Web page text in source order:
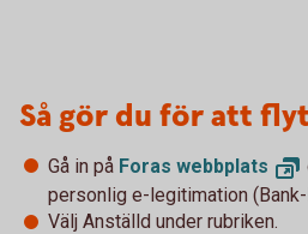
Så gör du för att
Gå in på Foras webbplats
personlig e-legitimation
Välj Anställd under rubriken.